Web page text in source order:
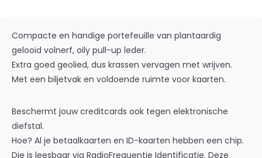
Compacte en handige portefeuille van plantaardig
gelooid volnerf, oily pull-up leder.
Extra goed geolied, dus krassen vervagen met wrijven.
Met een biljetvak en voldoende ruimte voor kaarten.
Beschermt jouw creditcards ook tegen elektronische
diefstal.
Hoe? Al je betaalkaarten en ID-kaarten hebben een chip.
Die is leesbaar via RadioFrequentie Identificatie. Deze